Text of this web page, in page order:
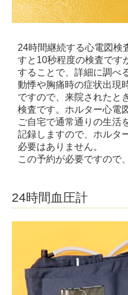
24時間継続する心電図検
すと10秒程度の検査です
することで、詳細に調べ
動悸や胸痛時の症状出現
ですので、来院されたと
検査です。ホルター心電
ご自宅で通常通りの生活
記録しますので、ホルタ
必要はありません。
この予約が必要ですので
24時間血圧計